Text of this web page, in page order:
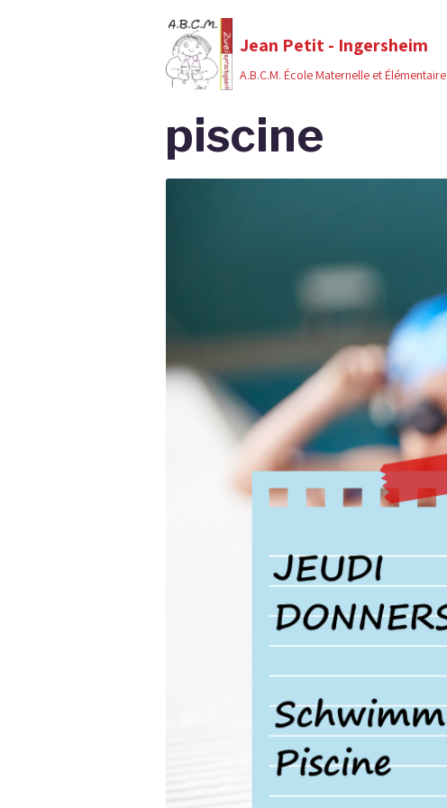
Jean Petit - Ingersheim
A.B.C.M. École Maternelle et Élémentaire
piscine